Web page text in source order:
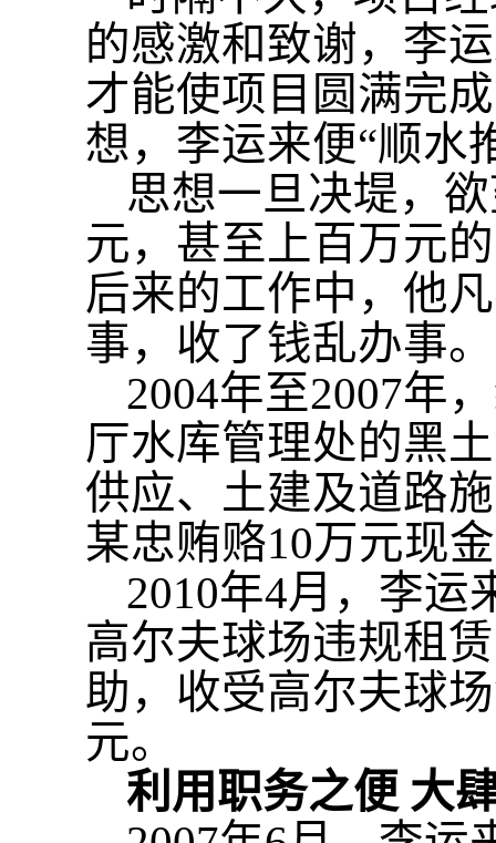
的感激和致谢，李
才能使项目圆满完
想，李运来便“顺水
思想一旦决堤，
元，甚至上百万元
后来的工作中，他
事，收了钱乱办事。
2004年至2007年
厅水库管理处的黑
供应、土建及道路
某忠贿赂10万元现
2010年4月，李运
高尔夫球场违规租
助，收受高尔夫球
元。
利用职务之便 大